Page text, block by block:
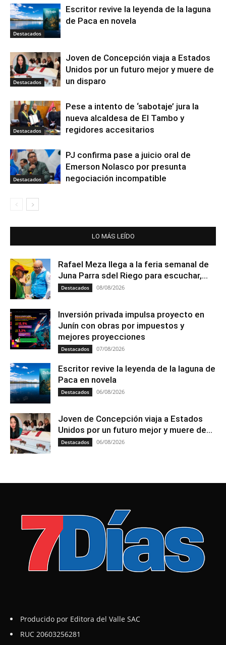
Destacados
Escritor revive la leyenda de la laguna
de Paca en novela
Destacados
Joven de Concepción viaja a Estados
Unidos por un futuro mejor y muere de
un disparo
Destacados
Pese a intento de ‘sabotaje’ jura la
nueva alcaldesa de El Tambo y
regidores accesitarios
Destacados
PJ confirma pase a juicio oral de
Emerson Nolasco por presunta
negociación incompatible
LO MÁS LEÍDO
Rafael Meza llega a la feria semanal de
Juna Parra sdel Riego para escuchar,...
Destacados 08/08/2026
Inversión privada impulsa proyecto en
Junín con obras por impuestos y
mejores proyecciones
Destacados 07/08/2026
Escritor revive la leyenda de la laguna de
Paca en novela
Destacados 06/08/2026
Joven de Concepción viaja a Estados
Unidos por un futuro mejor y muere de...
Destacados 06/08/2026
Producido por Editora del Valle SAC
RUC 20603256281